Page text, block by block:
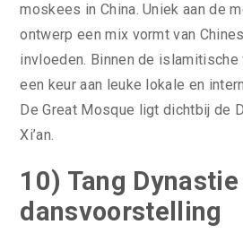
moskees in China. Uniek aan de
ontwerp een mix vormt van
invloeden. Binnen de
een keur aan leuke lokale en
De Great Mosque ligt dichtbij de
Xi’an.
10) Tang
dansvoorstelling